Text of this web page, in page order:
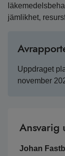
jämlikhet,
Uppdraget
november
Ansvarig
Johan